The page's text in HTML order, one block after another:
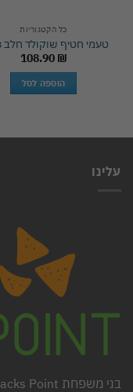
כל הקטגוריות
טעמי חטיף שוקולד חלב 1/28
108.90 ₪
הוספה לסל
עלינו